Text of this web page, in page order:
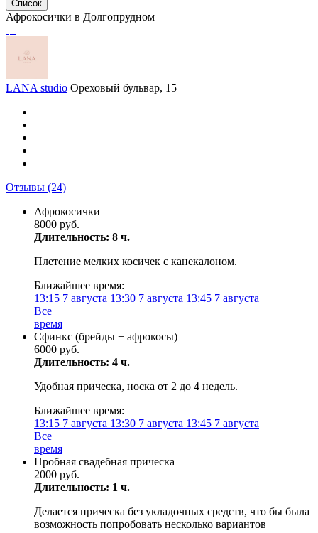
Список
Афрокосички в Долгопрудном
LANA studio Ореховый бульвар, 15
Отзывы (24)
Афрокосички
8000 руб.
Длительность: 8 ч.
Плетение мелких косичек с канекалоном.
Ближайшее время:
13:15 7 августа 13:30 7 августа 13:45 7 августа
Все
время
Сфинкс (брейды + афрокосы)
6000 руб.
Длительность: 4 ч.
Удобная прическа, носка от 2 до 4 недель.
Ближайшее время:
13:15 7 августа 13:30 7 августа 13:45 7 августа
Все
время
Пробная свадебная прическа
2000 руб.
Длительность: 1 ч.
Делается прическа без укладочных средств, что бы была
возможность попробовать несколько вариантов